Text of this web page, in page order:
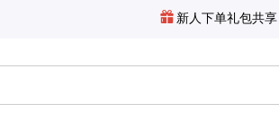
新人下单礼包共享